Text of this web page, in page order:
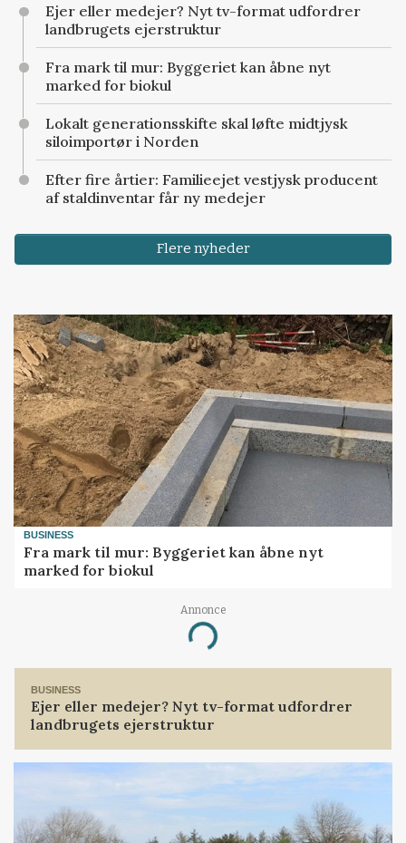
Ejer eller medejer? Nyt tv-format udfordrer
landbrugets ejerstruktur
Fra mark til mur: Byggeriet kan åbne nyt
marked for biokul
Lokalt generationsskifte skal løfte midtjysk
siloimportør i Norden
Efter fire årtier: Familieejet vestjysk producent
af staldinventar får ny medejer
Flere nyheder
BUSINESS
Fra mark til mur: Byggeriet kan åbne nyt
marked for biokul
Annonce
Loading...
BUSINESS
Ejer eller medejer? Nyt tv-format udfordrer
landbrugets ejerstruktur